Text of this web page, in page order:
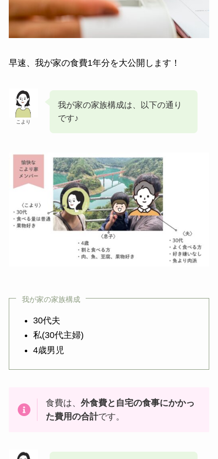
早速、我が家の食費1年分を大公開します！
こより
我が家の家族構成は、以下の通り
です♪
我が家の家族構成
30代夫
私(30代主婦)
4歳男児
食費は、外食費と自宅の食事にかかっ
た費用の合計です。